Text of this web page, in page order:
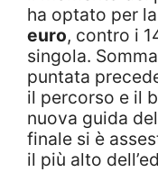
ha optato per
euro, contro i
singola.
puntata
il percorso e il
nuova guida
finale si è
il più alto